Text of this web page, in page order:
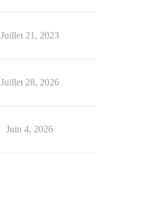
Juillet 21, 2023
Juillet 28, 2026
Juin 4, 2026